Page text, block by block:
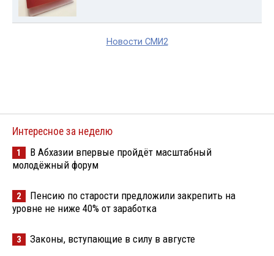
Новости СМИ2
Интересное за неделю
1
В Абхазии впервые пройдёт масштабный
молодёжный форум
2
Пенсию по старости предложили закрепить на
уровне не ниже 40% от заработка
3 Законы, вступающие в силу в августе